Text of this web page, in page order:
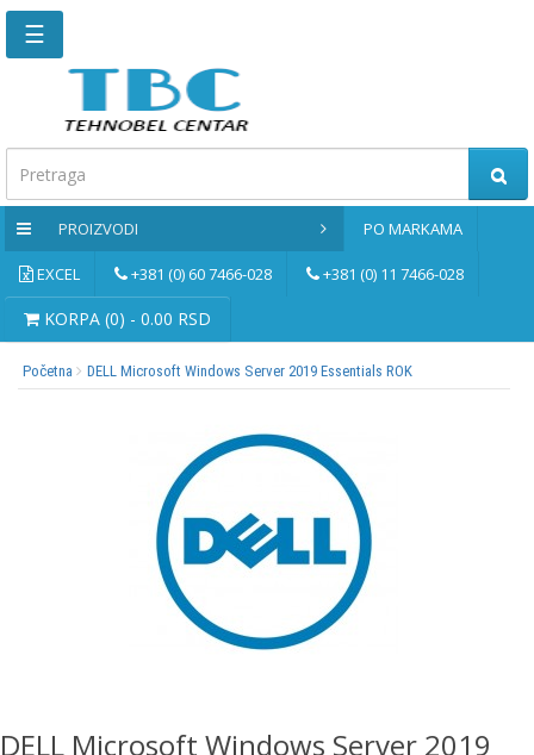
Glavna
Kontaktirajte
nas
Po
markama
PROIZVODI
Bernardo
☰
PROIZVODI PO MARKAMA
EXCEL +381 (0) 60 7466-028 +381 (0) 11 7466-028
KORPA (0) - 0.00 RSD
Početna DELL Microsoft Windows Server 2019 Essentials ROK
DELL Microsoft Windows Server 2019